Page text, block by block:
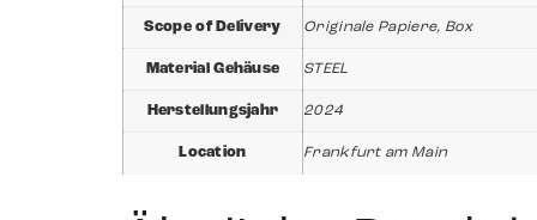
Scope of Delivery Originale Papiere, Box
Material Gehäuse STEEL
Herstellungsjahr 2024
Location Frankfurt am Main